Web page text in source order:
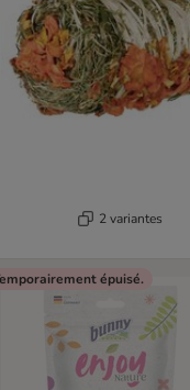
2 variantes
épuisé.